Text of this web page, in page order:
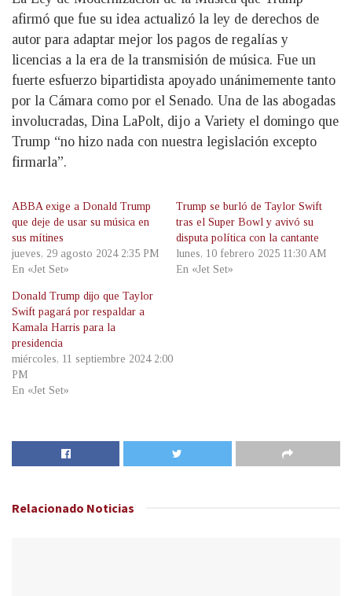
afirmó que fue su idea actualizó la ley de derechos de
autor para adaptar mejor los pagos de regalías y
licencias a la era de la transmisión de música. Fue un
fuerte esfuerzo bipartidista apoyado unánimemente tanto
por la Cámara como por el Senado. Una de las abogadas
involucradas, Dina LaPolt, dijo a Variety el domingo que
Trump “no hizo nada con nuestra legislación excepto
firmarla”.
ABBA exige a Donald Trump
que deje de usar su música en
sus mítines
jueves, 29 agosto 2024 2:35 PM
En «Jet Set»
Trump se burló de Taylor Swift
tras el Super Bowl y avivó su
disputa política con la cantante
lunes, 10 febrero 2025 11:30 AM
En «Jet Set»
Donald Trump dijo que Taylor
Swift pagará por respaldar a
Kamala Harris para la
presidencia
miércoles, 11 septiembre 2024 2:00
PM
En «Jet Set»
Relacionado Noticias